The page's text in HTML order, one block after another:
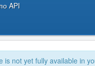
API
is not yet fully available in